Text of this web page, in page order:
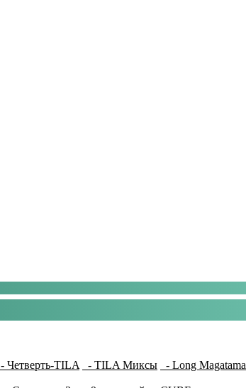
- Четверть-TILA - TILA Миксы - Long Magatama